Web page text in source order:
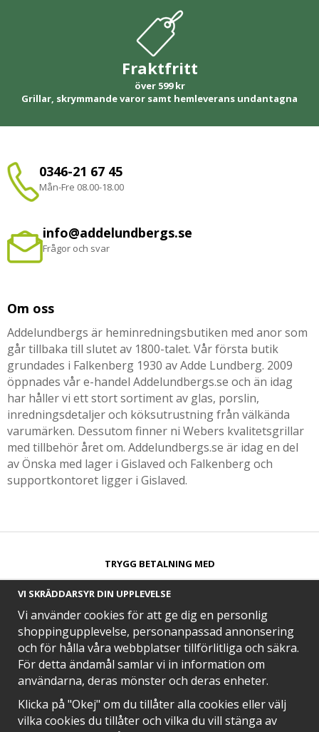
Fraktfritt
över 599 kr
Grillar, skrymmande varor samt hemleverans undantagna
0346-21 67 45
Mån-Fre 08.00-18.00
info@addelundbergs.se
Frågor och svar
Om oss
Addelundbergs är heminredningsbutiken med anor som
går tillbaka till slutet av 1800-talet. Vår första butik
grundades i Falkenberg 1930 av Adde Lundberg. 2009
öppnades vår e-handel Addelundbergs.se och än idag
har håller vi ett stort sortiment av glas, porslin,
inredningsdetaljer och köksutrustning från välkända
varumärken. Dessutom finner ni Webers kvalitetsgrillar
med tillbehör året om. Addelundbergs.se är idag en del
av Önska med lager i Gislaved och Falkenberg och
supportkontoret ligger i Gislaved.
TRYGG BETALNING MED​
SNABB LEVERANS MED
VI SKRÄDDARSYR DIN UPPLEVELSE
Vi använder cookies för att ge dig en personlig
shoppingupplevelse, personanpassad annonsering
och för hålla våra webbplatser tillförlitliga och säkra.
För detta ändamål samlar vi in information om
användarna, deras mönster och deras enheter.
Klicka på "Okej" om du tillåter alla cookies eller välj
vilka cookies du tillåter och vilka du vill stänga av